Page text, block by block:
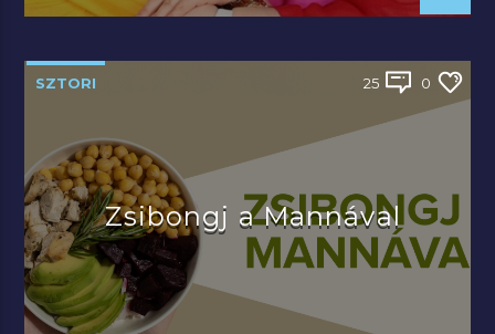
SZTORI 25 0
Zsibongj a Mannával